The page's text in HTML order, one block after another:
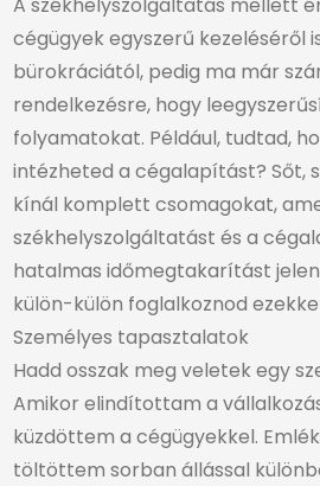
A székhelyszolgáltatás mellett
cégügyek egyszerű kezeléséről
bürokráciától, pedig ma már
rendelkezésre, hogy
folyamatokat. Például, tudtad,
intézheted a cégalapítást? Sőt,
kínál komplett csomagokat,
székhelyszolgáltatást és a
hatalmas időmegtakarítást
külön-külön foglalkoznod
Személyes tapasztalatok
Hadd osszak meg veletek egy
Amikor elindítottam a
küzdöttem a cégügyekkel.
töltöttem sorban állással